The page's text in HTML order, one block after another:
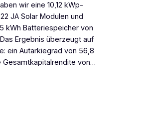
wir eine 10,12 kWp-
JA Solar Modulen und
kWh Batteriespeicher von
Das Ergebnis überzeugt auf
ein Autarkiegrad von 56,8
Gesamtkapitalrendite von…